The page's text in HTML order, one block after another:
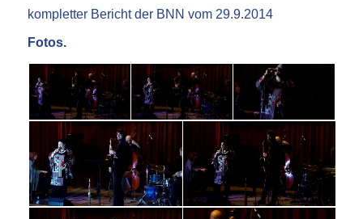
kompletter Bericht der BNN vom 29.9.2014
Fotos.